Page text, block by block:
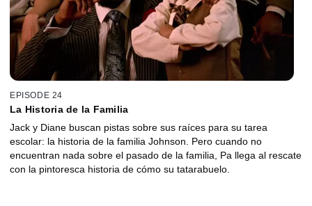
EPISODE 24
La Historia de la Familia
Jack y Diane buscan pistas sobre sus raíces para su tarea
escolar: la historia de la familia Johnson. Pero cuando no
encuentran nada sobre el pasado de la familia, Pa llega al rescate
con la pintoresca historia de cómo su tatarabuelo.